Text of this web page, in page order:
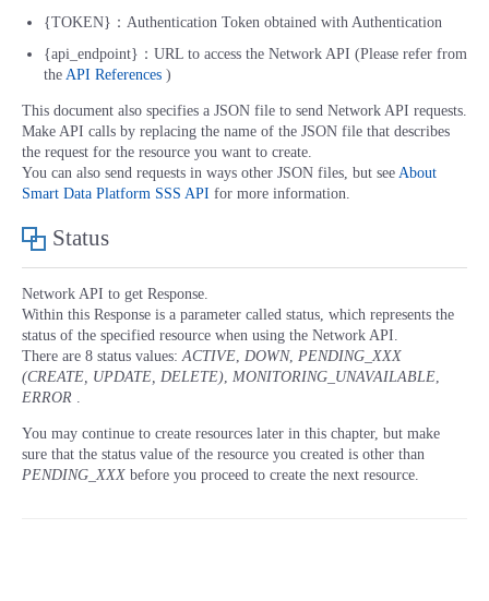
{TOKEN}：Authentication Token obtained with Authentication
{api_endpoint}：URL to access the Network API (Please refer from
the API References )
This document also specifies a JSON file to send Network API requests.
Make API calls by replacing the name of the JSON file that describes
the request for the resource you want to create.
You can also send requests in ways other JSON files, but see About
Smart Data Platform SSS API for more information.
Status
Network API to get Response.
Within this Response is a parameter called status, which represents the
status of the specified resource when using the Network API.
There are 8 status values: ACTIVE DOWN, PENDING_XXX
(CREATE, UPDATE, DELETE) MONITORING_UNAVAILABLE
ERROR
You may continue to create resources later in this chapter, but make
sure that the status value of the resource you created is other than
PENDING_XXX before you proceed to create the next resource.